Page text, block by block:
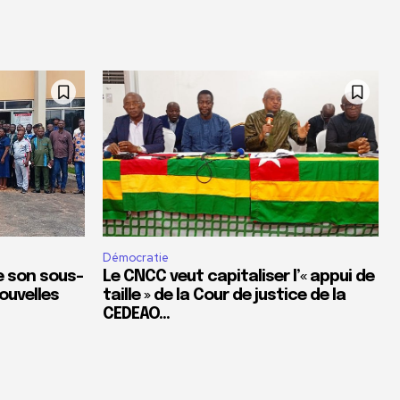
son sous-
Démocratie
Le CNCC veut capitaliser l’« appui de
taille » de la Cour de justice de la
CEDEAO…